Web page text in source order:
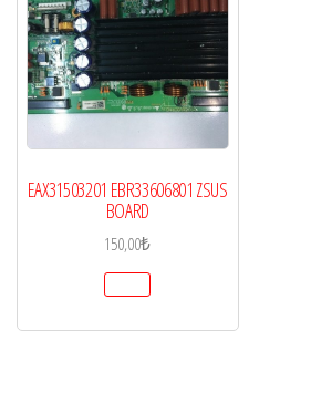
EAX31503201 EBR33606801 ZSUS
BOARD
150,00₺